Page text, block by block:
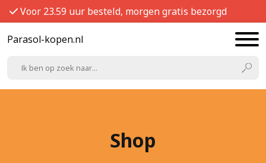
Voor 23.59 uur besteld, morgen gratis bezorgd
Parasol-kopen.nl
Shop